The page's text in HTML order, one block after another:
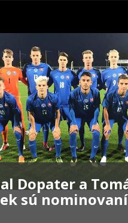
Dopater a
sú nominovaní